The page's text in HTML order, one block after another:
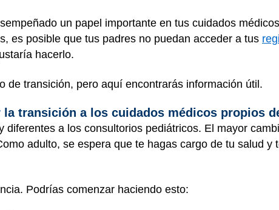
un papel importante en tus cuidados
es posible que tus padres no puedan acceder a tus
hacerlo.
de transición, pero aquí encontrarás información útil.
la transición a los cuidados médicos propios
diferentes a los consultorios pediátricos. El mayor
adulto, se espera que te hagas cargo de tu salud y
Podrías comenzar haciendo esto: